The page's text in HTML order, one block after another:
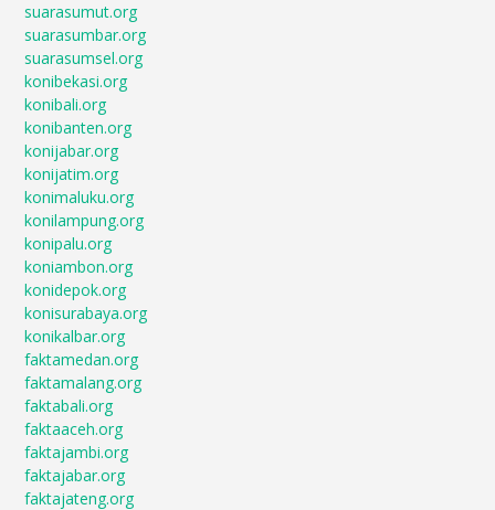
suarasumut.org
suarasumbar.org
suarasumsel.org
konibekasi.org
konibali.org
konibanten.org
konijabar.org
konijatim.org
konimaluku.org
konilampung.org
konipalu.org
koniambon.org
konidepok.org
konisurabaya.org
konikalbar.org
faktamedan.org
faktamalang.org
faktabali.org
faktaaceh.org
faktajambi.org
faktajabar.org
faktajateng.org